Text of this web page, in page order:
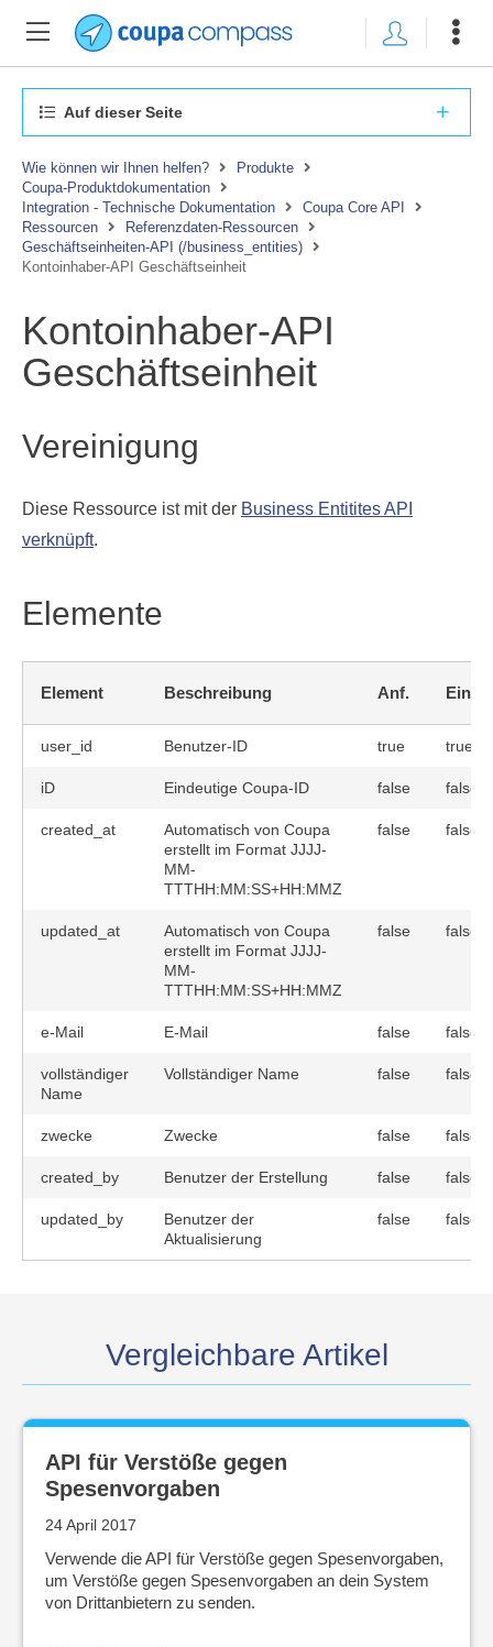
Auf dieser Seite
Wie können wir Ihnen helfen?
Produkte
Coupa-Produktdokumentation
Integration - Technische Dokumentation
Coupa Core API
Ressourcen
Referenzdaten-Ressourcen
Geschäftseinheiten-API (/business_entities)
Kontoinhaber-API Geschäftseinheit
Kontoinhaber-API
Geschäftseinheit
Vereinigung
Diese Ressource ist mit der Business Entitites API
verknüpft.
Elemente
Element Beschreibung Anf.
user_id Benutzer-ID true true
iD Eindeutige Coupa-ID false false
created_at
Automatisch von Coupa
erstellt im Format JJJJ-
MM-
TTTHH:MM:SS+HH:MMZ
false false
updated_at
Automatisch von Coupa
erstellt im Format JJJJ-
MM-
TTTHH:MM:SS+HH:MMZ
false false
e-Mail E-Mail false false
vollständiger
Name
Vollständiger Name false false
zwecke Zwecke false false
created_by Benutzer der Erstellung false false
updated_by
Benutzer der
Aktualisierung
false false
Vergleichbare Artikel
API für Verstöße gegen
Spesenvorgaben
24 April 2017
Verwende die API für Verstöße gegen Spesenvorgaben,
um Verstöße gegen Spesenvorgaben an dein System
von Drittanbietern zu senden.